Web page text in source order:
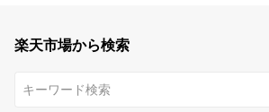
楽天市場から検索